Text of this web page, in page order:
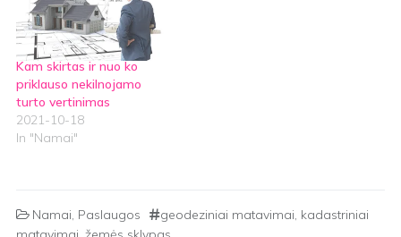
Kam skirtas ir nuo ko
priklauso nekilnojamo
turto vertinimas
2021-10-18
In "Namai"
Namai, Paslaugos geodeziniai matavimai, kadastriniai